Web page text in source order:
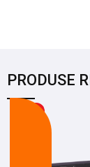
PRODUSE